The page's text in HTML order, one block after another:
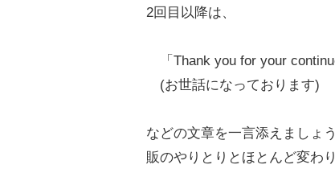
2回目以降は、
「Thank you for your
(お世話になっております)
などの文章を一言添えましょ
販のやりとりとほとんど変わ